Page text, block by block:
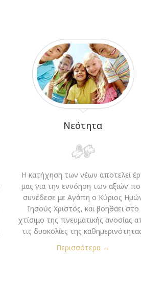
Νεότητα
Η κατήχηση των νέων αποτελεί
μας για την εννόηση των αξιών
συνέδεσε με Αγάπη ο Κύριος
Ιησούς Χριστός, και βοηθάει στο
χτίσιμο της πνευματικής ανοσίας
τις δυσκολίες της
Περισσότερα →